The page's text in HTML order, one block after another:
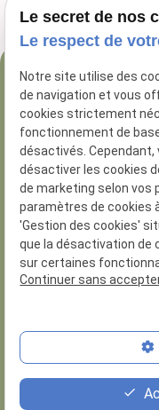
N° de
Numero
Le secret de nos
Le respect de
Notre site utilise des
de navigation et vous
cookies strictement
fonctionnement de
désactivés. Cependant,
désactiver les cookies
de marketing selon vos
paramètres de cookies
'Gestion des cookies'
que la désactivation de
sur certaines
Continuer sans